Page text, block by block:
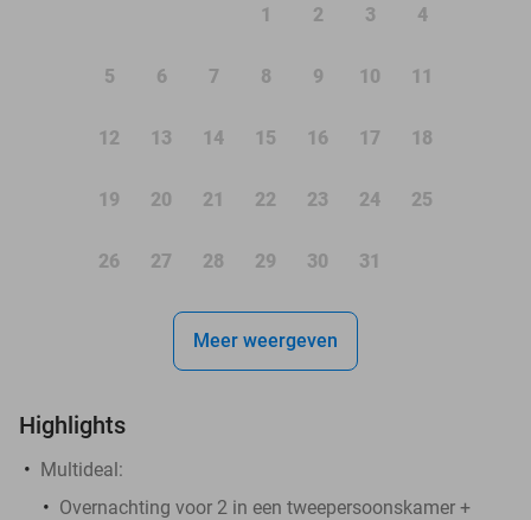
1 2 3 4
5 6 7 8 9 10 11
12 13 14 15 16 17 18
19 20 21 22 23 24 25
26 27 28 29 30 31
Meer weergeven
Highlights
Multideal:
Overnachting voor 2 in een tweepersoonskamer +